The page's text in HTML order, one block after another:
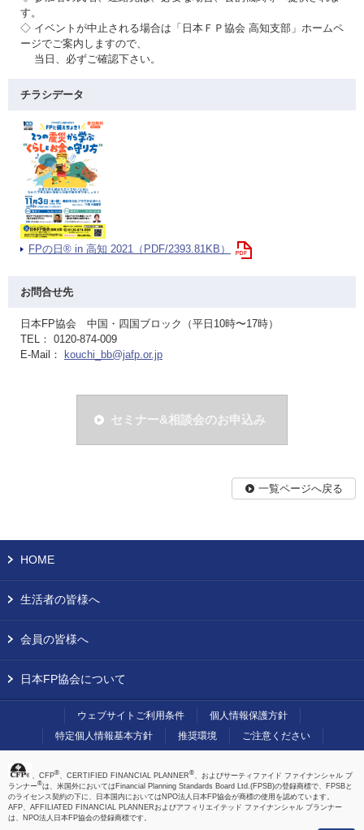
す。
◇ イベントが中止される場合は「日本ＦＰ協会 高知支部」ホームペ
ージでご案内しますので、
当日、必ずご確認下さい。
チラシデータ
FPの日® in 高知 2021（PDF/2393.81KB）
お問合せ先
日本FP協会 中国・四国ブロック（平日10時〜17時）
TEL： 0120-874-009
E-Mail：
kouchi_bb@jafp.or.jp
セミナー&相談会のお申込み
一覧ページへ戻る
HOME
生活者の皆様へ
会員の皆様へ
日本FP協会について
ウェブサイトご利用条件
個人情報保護方針
特定個人情報基本方針
推奨環境 ご注意ください
、CFP®、CERTIFIED FINANCIAL PLANNER®、およびサーティファイド ファイナンシャル プ
ランナー®は、米国外においてはFinancial Planning Standards Board Ltd.(FPSB)の登録商標で、FPSBと
のライセンス契約の下に、日本国内においてはNPO法人日本FP協会が商標の使用を認めています。
AFP、AFFILIATED FINANCIAL PLANNERおよびアフィリエイテッド ファイナンシャル プランナー
は、NPO法人日本FP協会の登録商標です。